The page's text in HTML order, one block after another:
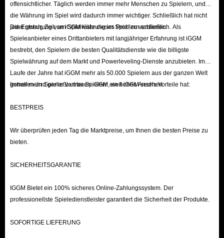
offensichtlicher. Täglich werden immer mehr Menschen zu Spielern, und
die Währung im Spiel wird dadurch immer wichtiger. Schließlich hat nicht
jeder genug Zeit, um Spielwährung im Spiel zu verdienen.
Die Entstehung von iGGM löste dieses Problem schließlich. Als
Spieleanbieter eines Drittanbieters mit langjähriger Erfahrung ist iGGM
bestrebt, den Spielern die besten Qualitätsdienste wie die billigste
Spielwährung auf dem Markt und Powerleveling-Dienste anzubieten. Im
Laufe der Jahre hat iGGM mehr als 50.000 Spielern aus der ganzen Welt
geholfen und genießt unter Spielern ein hohes Ansehen.
Immer mehr Spieler vertrauen iGGM, weil iGGM sechs Vorteile hat:
BESTPREIS
Wir überprüfen jeden Tag die Marktpreise, um Ihnen die besten Preise zu
bieten.
SICHERHEITSGARANTIE
IGGM Bietet ein 100% sicheres Online-Zahlungssystem. Der
professionellste Spieledienstleister garantiert die Sicherheit der Produkte.
SOFORTIGE LIEFERUNG